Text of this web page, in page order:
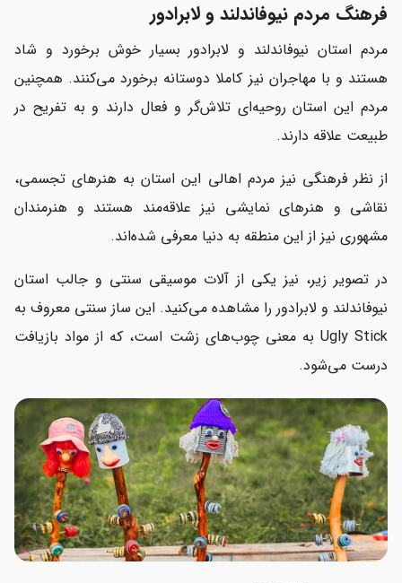
فرهنگ مردم نیوفاندلند و لابرادور
مردم استان نیوفاندلند و لابرادور بسیار خوش برخورد و شاد
هستند و با مهاجران نیز کاملا دوستانه برخورد می‌کنند. همچنین
مردم این استان روحیه‌ای تلاش‌گر و فعال دارند و به تفریح در
طبیعت علاقه دارند.
از نظر فرهنگی نیز مردم اهالی این استان به هنرهای تجسمی،
نقاشی و هنرهای نمایشی نیز علاقه‌مند هستند و هنرمندان
مشهوری نیز از این منطقه به دنیا معرفی شده‌اند.
در تصویر زیر، نیز یکی از آلات موسیقی سنتی و جالب استان
نیوفاندلند و لابرادور را مشاهده می‌کنید. این ساز سنتی معروف به
Ugly Stick به معنی چوب‌های زشت است، که از مواد بازیافت
درست می‌شود.